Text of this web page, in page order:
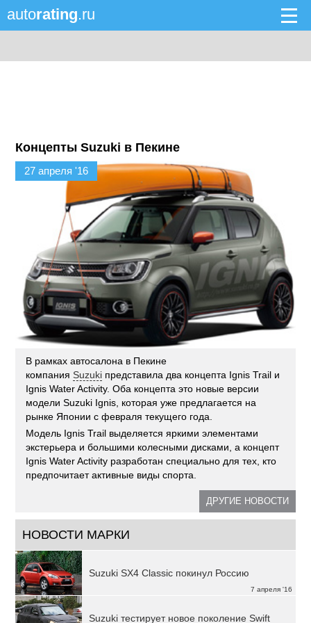
autorating.ru
Концепты Suzuki в Пекине
27 апреля '16
В рамках автосалона в Пекине
компания Suzuki представила два концепта Ignis Trail и
Ignis Water Activity. Оба концепта это новые версии
модели Suzuki Ignis, которая уже предлагается на
рынке Японии с февраля текущего года.
Модель Ignis Trail выделяется яркими элементами
экстерьера и большими колесными дисками, а концепт
Ignis Water Activity разработан специально для тех, кто
предпочитает активные виды спорта.
ДРУГИЕ НОВОСТИ
НОВОСТИ МАРКИ
7 апреля '16
Suzuki SX4 Classic покинул Россию
Suzuki тестирует новое поколение Swift